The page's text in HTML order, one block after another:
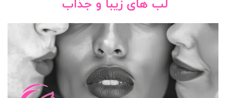
لب های زیبا و جذاب